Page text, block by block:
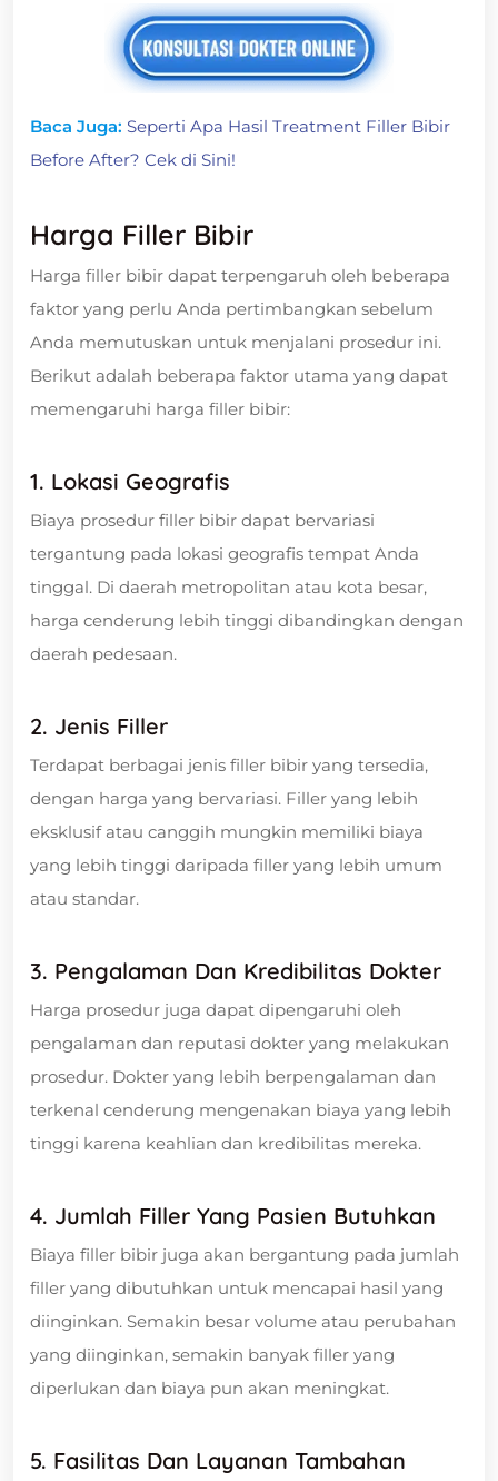
Baca Juga: Seperti Apa Hasil Treatment Filler Bibir
Before After? Cek di Sini!
Harga Filler Bibir
Harga filler bibir dapat terpengaruh oleh beberapa
faktor yang perlu Anda pertimbangkan sebelum
Anda memutuskan untuk menjalani prosedur ini.
Berikut adalah beberapa faktor utama yang dapat
memengaruhi harga filler bibir:
1. Lokasi Geografis
Biaya prosedur filler bibir dapat bervariasi
tergantung pada lokasi geografis tempat Anda
tinggal. Di daerah metropolitan atau kota besar,
harga cenderung lebih tinggi dibandingkan dengan
daerah pedesaan.
2. Jenis Filler
Terdapat berbagai jenis filler bibir yang tersedia,
dengan harga yang bervariasi. Filler yang lebih
eksklusif atau canggih mungkin memiliki biaya
yang lebih tinggi daripada filler yang lebih umum
atau standar.
3. Pengalaman Dan Kredibilitas Dokter
Harga prosedur juga dapat dipengaruhi oleh
pengalaman dan reputasi dokter yang melakukan
prosedur. Dokter yang lebih berpengalaman dan
terkenal cenderung mengenakan biaya yang lebih
tinggi karena keahlian dan kredibilitas mereka.
4. Jumlah Filler Yang Pasien Butuhkan
Biaya filler bibir juga akan bergantung pada jumlah
filler yang dibutuhkan untuk mencapai hasil yang
diinginkan. Semakin besar volume atau perubahan
yang diinginkan, semakin banyak filler yang
diperlukan dan biaya pun akan meningkat.
5. Fasilitas Dan Layanan Tambahan